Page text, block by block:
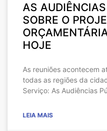
AS
SOBRE O
HOJE
As reuniões acontecem
todas as regiões da
Serviço: As Audiências
LEIA MAIS